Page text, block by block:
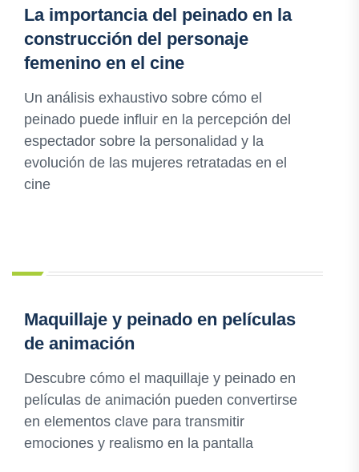
La importancia del peinado en la
construcción del personaje
femenino en el cine
Un análisis exhaustivo sobre cómo el
peinado puede influir en la percepción del
espectador sobre la personalidad y la
evolución de las mujeres retratadas en el
cine
Maquillaje y peinado en películas
de animación
Descubre cómo el maquillaje y peinado en
películas de animación pueden convertirse
en elementos clave para transmitir
emociones y realismo en la pantalla